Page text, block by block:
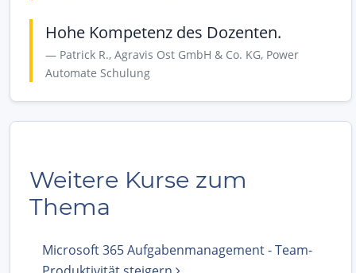
Hohe Kompetenz des Dozenten.
Patrick R., Agravis Ost GmbH & Co. KG, Power
Automate Schulung
Weitere Kurse zum
Thema
Microsoft 365 Aufgabenmanagement - Team-